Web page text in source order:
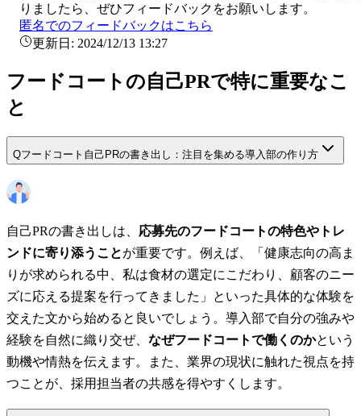
りましたら、ぜひフィードバックをお願いします。
匿名でのフィードバックはこちら
更新日: 2024/12/13 13:27
フードコートの自己PRで特に重要なこ
と
Qフードコート自己PRの書き出し：注目を集める導入部の作り方
自己PRの書き出しは、 応募先のフードコートの特色やトレ
ンドに寄り添うことが重要です。例えば、「健康志向の高ま
りが求められる中、私は食材の選定にこだわり、顧客のニー
ズに応える提案を行ってきました」といった具体的な体験を
交えた文から始めると良いでしょう。導入部で自分の強みや
経験を自然に織り交ぜ、 なぜフードコートで働くのかという
動機や情熱を伝えます。また、業界の現状に触れた視点を持
つことが、採用担当者の共感を得やすくします。